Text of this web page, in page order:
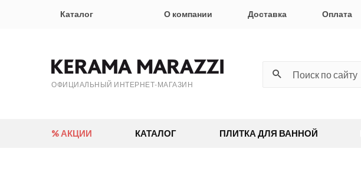
Каталог О компании Доставка Оплата
ОФИЦИАЛЬНЫЙ ИНТЕРНЕТ-МАГАЗИН
% АКЦИИ КАТАЛОГ ПЛИТКА ДЛЯ ВАННОЙ